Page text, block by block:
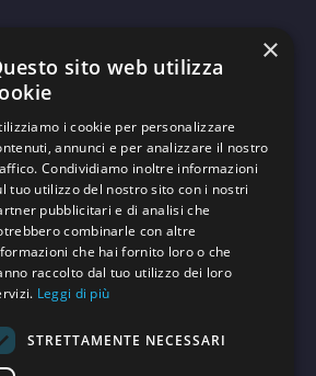
×
sito web utilizza
i cookie per personalizzare
annunci e per analizzare il nostro
Condividiamo inoltre informazioni
tuo utilizzo del nostro sito con i nostri
pubblicitari e di analisi che
combinarle con altre
che hai fornito loro o che
raccolto dal tuo utilizzo dei loro
Leggi di più
STRETTAMENTE NECESSARI